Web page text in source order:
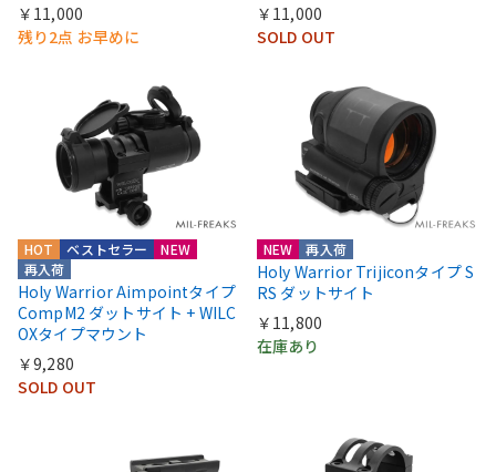
￥11,000
残り2点 お早めに
￥11,000
SOLD OUT
HOT
NEW
再入荷
ベストセラー
Holy Warrior Aimpointタイプ
CompM2 ダットサイト + WILC
OXタイプマウント
￥9,280
SOLD OUT
NEW 再入荷
Holy Warrior Trijiconタイプ S
RS ダットサイト
￥11,800
在庫あり